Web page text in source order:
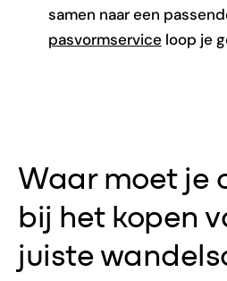
samen naar een
pasvormserviceloop je
Waar moet je
bij het kopen
juiste